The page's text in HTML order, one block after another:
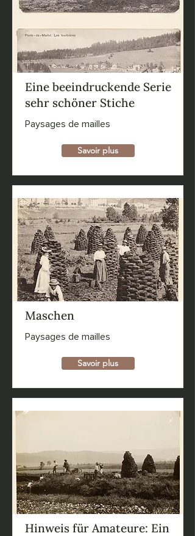
Eine beeindruckende Serie
sehr schöner Stiche
Paysages de mailles
Savoir plus
Maschen
Paysages de mailles
Savoir plus
Hinweis für Amateure: Ein